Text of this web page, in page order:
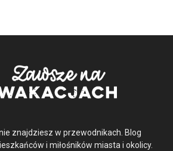
znajdziesz w przewodnikach. Blog
i miłośników miasta i okolicy.